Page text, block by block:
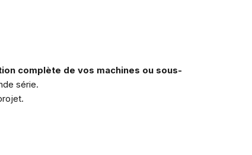
complète de vos machines ou sous-
série.